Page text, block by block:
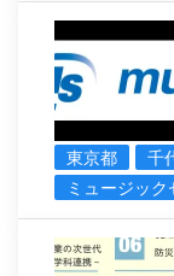
東京都 千
ミュージッ